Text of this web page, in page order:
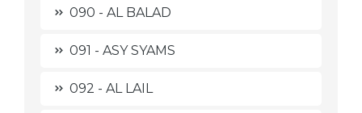
090 - AL BALAD
091 - ASY SYAMS
092 - AL LAIL